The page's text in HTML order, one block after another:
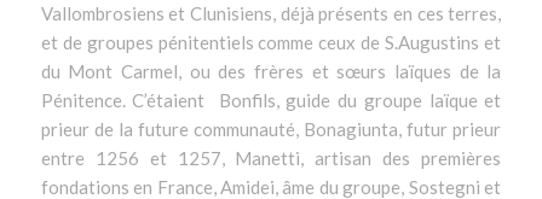
Vallombrosiens et Clunisiens, déjà présents en ces terres,
et de groupes pénitentiels comme ceux de S.Augustins et
du Mont Carmel, ou des frères et sœurs laïques de la
Pénitence. C’étaient Bonfils, guide du groupe laïque et
prieur de la future communauté, Bonagiunta, futur prieur
entre 1256 et 1257, Manetti, artisan des premières
fondations en France, Amidei, âme du groupe, Sostegni et